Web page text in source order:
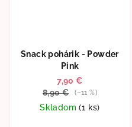
Snack pohárik - Powder
Pink
7,90 €
8,90 €
(–11 %)
Skladom(1 ks)